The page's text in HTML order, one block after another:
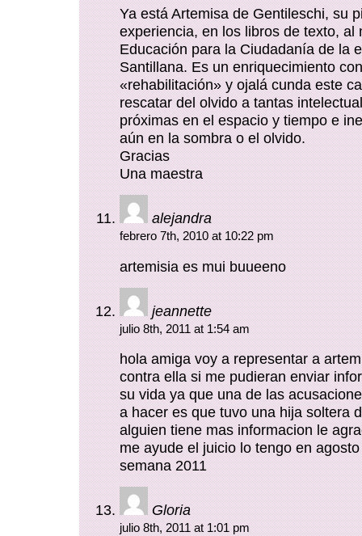
Ya está Artemisa de Gentileschi, su
experiencia, en los libros de texto, al
Educación para la Ciudadanía de la
Santillana. Es un enriquecimiento
«rehabilitación» y ojalá cunda este
rescatar del olvido a tantas
próximas en el espacio y tiempo e
aún en la sombra o el olvido.
Gracias
Una maestra
alejandra
febrero 7th, 2010 at 10:22 pm
artemisia es mui buueeno
jeannette
julio 8th, 2011 at 1:54 am
hola amiga voy a representar a
contra ella si me pudieran enviar
su vida ya que una de las
a hacer es que tuvo una hija soltera
alguien tiene mas informacion le
me ayude el juicio lo tengo en
semana 2011
Gloria
julio 8th, 2011 at 1:01 pm